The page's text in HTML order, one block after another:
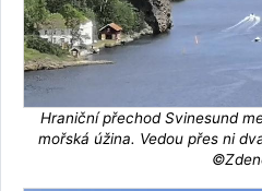
Hraniční přechod Svinesund
mořská úžina. Vedou přes ni